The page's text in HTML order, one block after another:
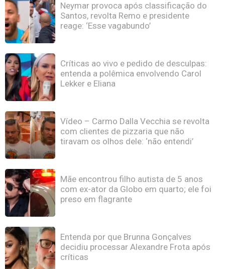
Neymar provoca após classificação do
Santos, revolta Remo e presidente
reage: ‘Esse vagabundo’
Críticas ao vivo e pedido de desculpas:
entenda a polêmica envolvendo Carol
Lekker e Eliana
Vídeo – Carmo Dalla Vecchia se revolta
com clientes de pizzaria que não
tiravam os olhos dele: ‘não entendi’
Mãe encontrou filho autista de 5 anos
com ex-ator da Globo em quarto; ele foi
preso em flagrante
Entenda por que Brunna Gonçalves
decidiu processar Alexandre Frota após
críticas